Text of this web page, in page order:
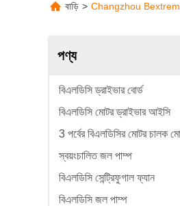
বাড়ি > Changzhou
পণ্য
বিএলডিসি ড্রাইভার বোর্ড
বিএলডিসি মোটর ড্রাইভার আইসি
3 পর্বের বিএলডিসির মোটর চালক মো
স্বয়ংচালিত জল পাম্প
বিএলডিসি সেন্ট্রিফুগাল ফ্যান
বিএলডিসি জল পাম্প